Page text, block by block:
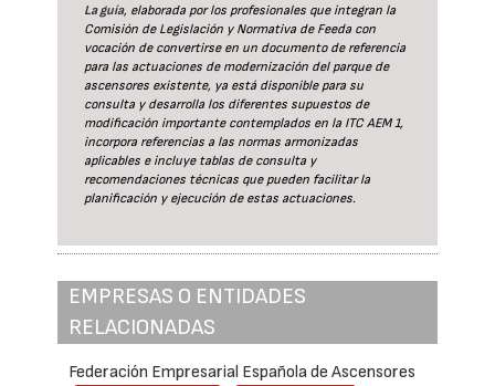
La guía, elaborada por los profesionales que integran la
Comisión de Legislación y Normativa de Feeda con
vocación de convertirse en un documento de referencia
para las actuaciones de modernización del parque de
ascensores existente, ya está disponible para su
consulta y desarrolla los diferentes supuestos de
modificación importante contemplados en la ITC AEM 1,
incorpora referencias a las normas armonizadas
aplicables e incluye tablas de consulta y
recomendaciones técnicas que pueden facilitar la
planificación y ejecución de estas actuaciones.
EMPRESAS O ENTIDADES
RELACIONADAS
Federación Empresarial Española de Ascensores